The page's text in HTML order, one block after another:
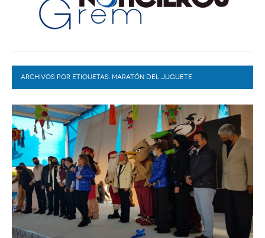
LAGUNA
TORREÓN
GÓMEZ PALACIO
LERDO
COAHUILA
DURANGO
DEPORTES
EXA
EL EXACTO
EXA INFORMA
GLOBO
CONTEXTOS
TRAYECTO LAGUNA
A MEDIA MAÑANA
DIÁLOGOS CON LA HISTORIA
TWEETS AND BEATS
LA MEJOR 97.1 ESTÉREO GALLITO
COLABORADORES
PC29
ACTUALIDADES GREM
ARCHIVOS POR ETIQUETAS: MARATÓN DEL JUGUETE